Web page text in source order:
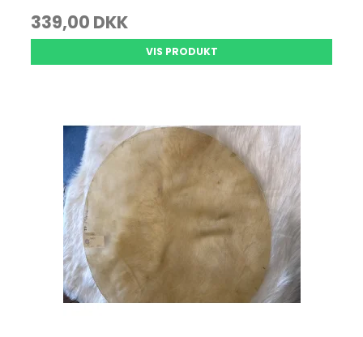
339,00 DKK
VIS PRODUKT